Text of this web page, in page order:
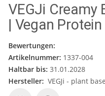
VEGJi Creamy
| Vegan
Bewertungen:
Artikelnummer: 1337-004
Haltbar bis: 31.01.2028
Hersteller: VEGJi - plant